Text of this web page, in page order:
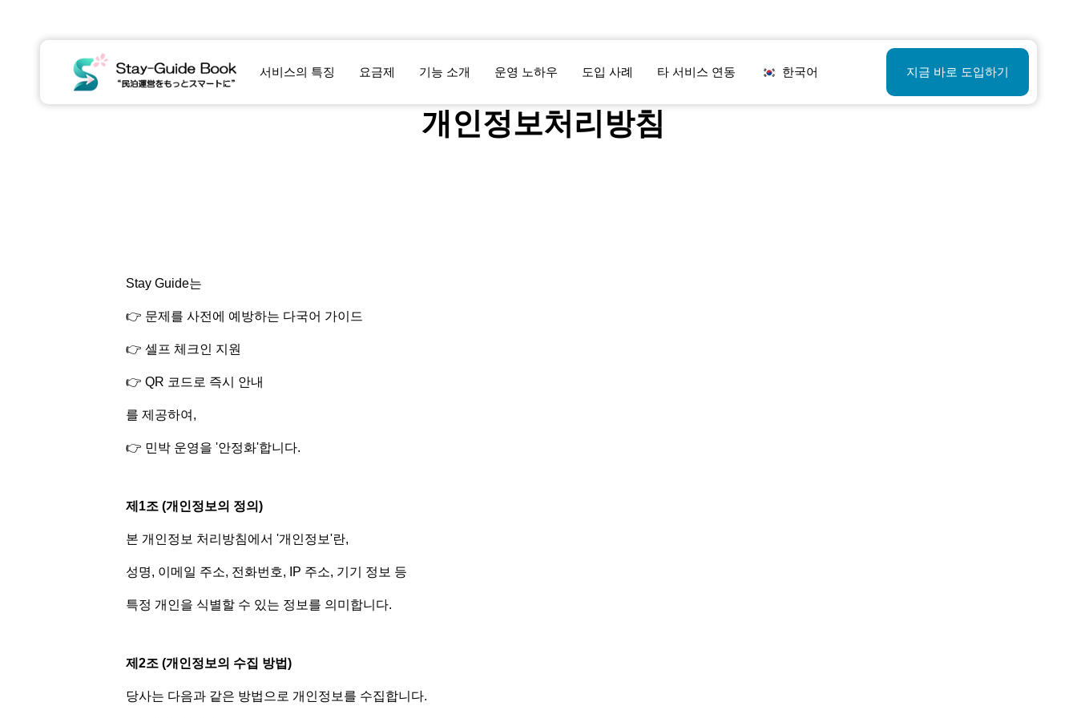
서비스의 특징 요금제 기능 소개 운영 노하우 도입 사례 타 서비스 연동 한국어 지금 바로 도입하기
개인정보처리방침
Stay Guide는
👉 문제를 사전에 예방하는 다국어 가이드
👉 셀프 체크인 지원
👉 QR 코드로 즉시 안내
를 제공하여,
👉 민박 운영을 '안정화'합니다.
제1조 (개인정보의 정의)
본 개인정보 처리방침에서 '개인정보'란,
성명, 이메일 주소, 전화번호, IP 주소, 기기 정보 등
특정 개인을 식별할 수 있는 정보를 의미합니다.
제2조 (개인정보의 수집 방법)
당사는 다음과 같은 방법으로 개인정보를 수집합니다.